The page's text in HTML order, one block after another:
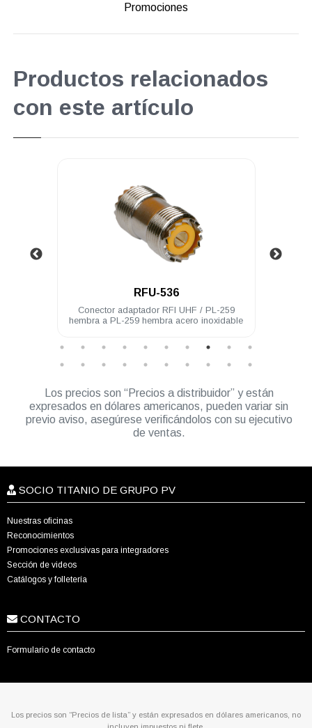
Promociones
Productos relacionados
con este artículo
RFU-536
Conector adaptador RFI UHF / PL-259
hembra a PL-259 hembra acero inoxidable
Los precios son “Precios a distribuidor” y están
expresados en dólares americanos, pueden variar sin
previo aviso, asegúrese verificándolos con su ejecutivo
de ventas.
SOCIO TITANIO DE GRUPO PV
Nuestras oficinas
Reconocimientos
Promociones exclusivas para integradores
Sección de videos
Catálogos y folletería
CONTACTO
Formulario de contacto
Los precios son “Precios de lista” y están expresados en dólares americanos, no